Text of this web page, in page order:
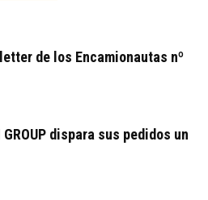
de los Encamionautas nº
GROUP dispara sus pedidos un